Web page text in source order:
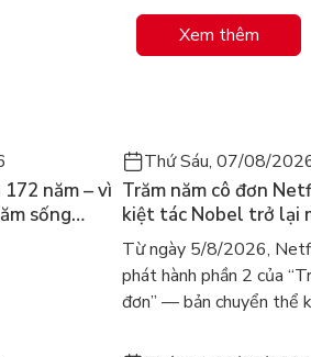
Xem thêm
năm – vì
sống
Thứ Sáu, 07/08/
Trăm năm cô đơn
kiệt tác Nobel trở lại
dòng người tìm đọc lại
Márquez
Từ ngày 5/8/2026,
phát hành phần 2 của
đơn” — bản chuyển thể